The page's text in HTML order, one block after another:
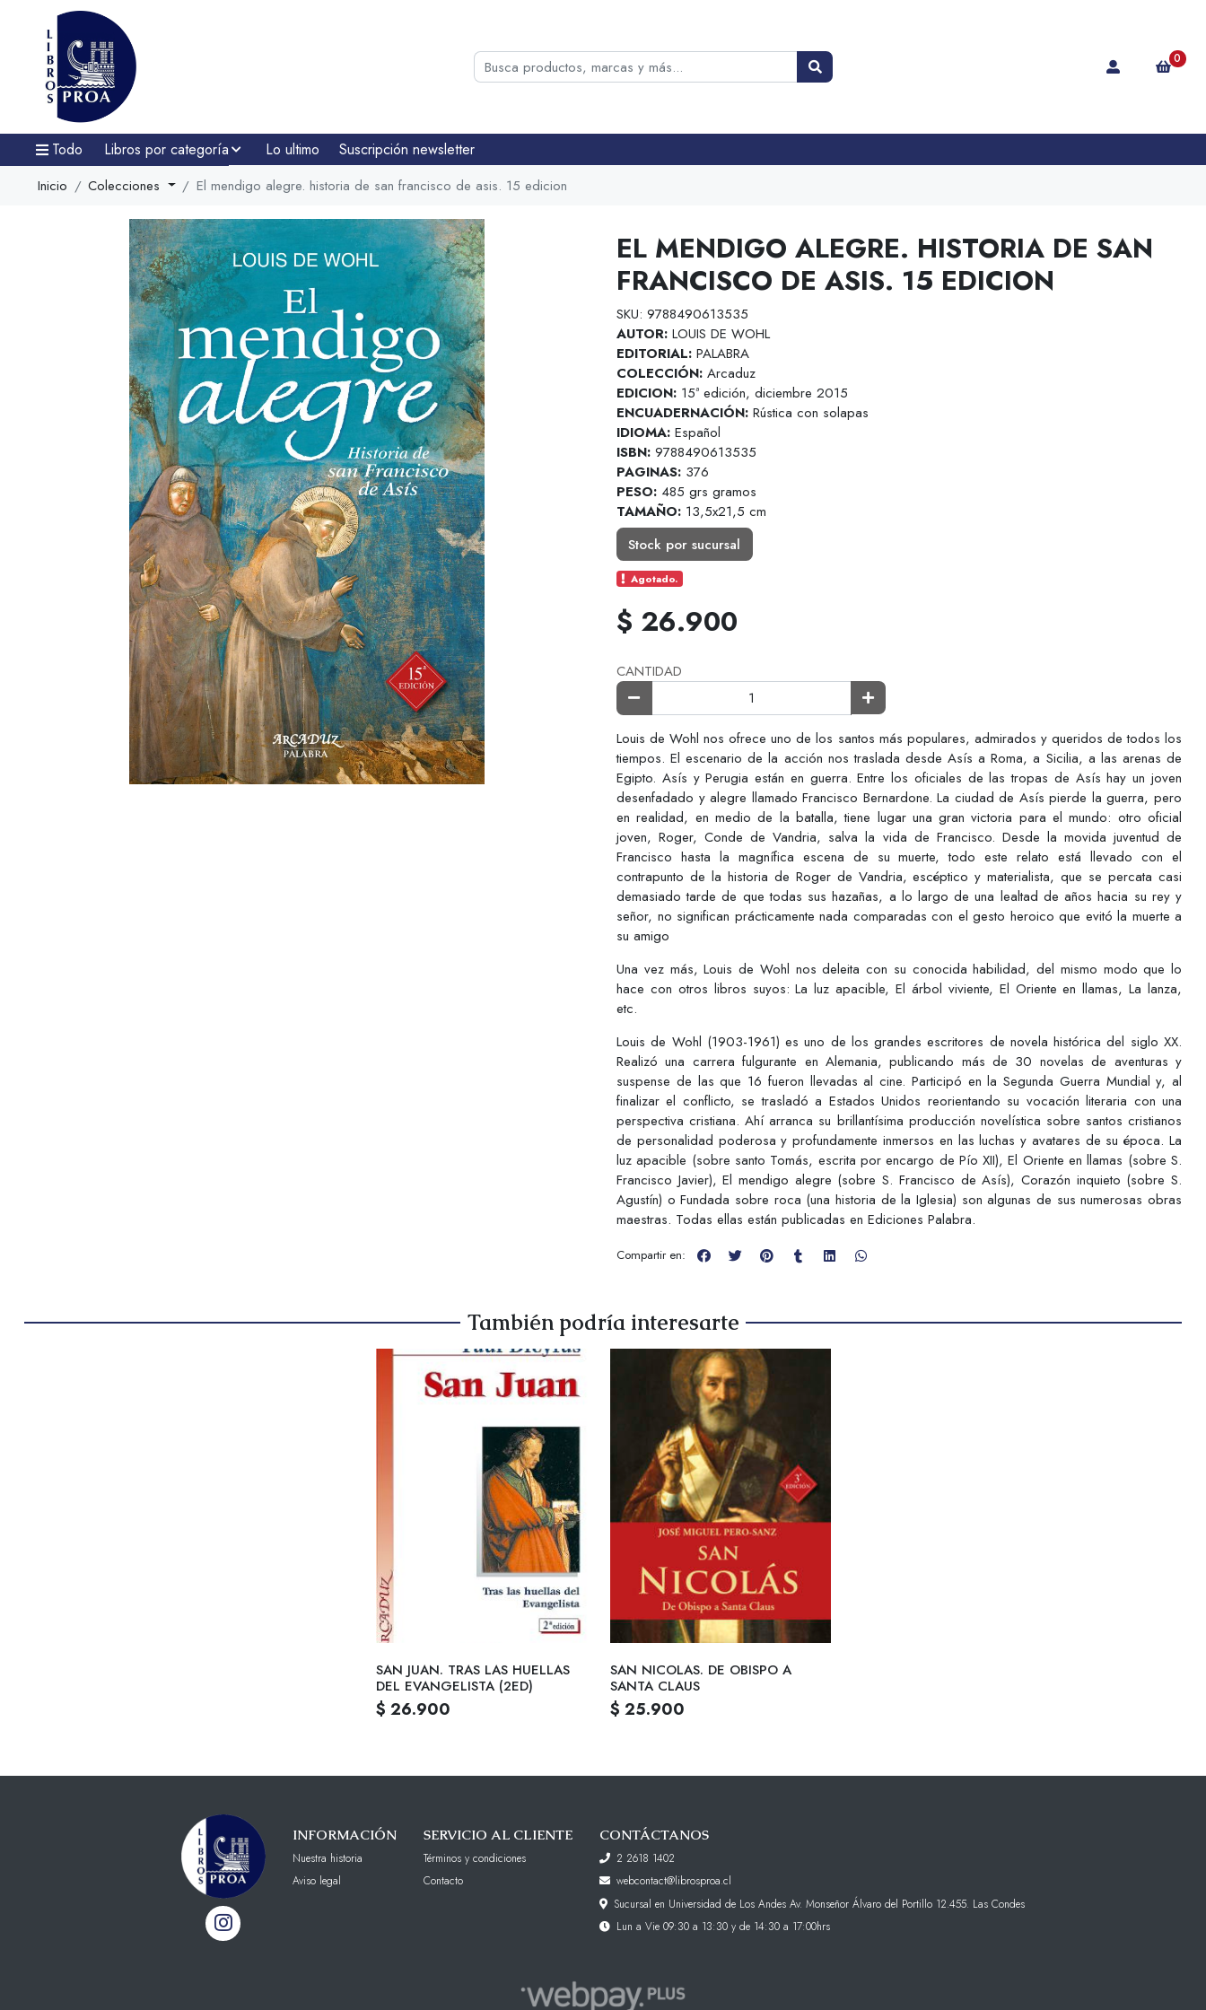
0
Todo Libros por categoría Lo ultimo Suscripción newsletter
Inicio Colecciones El mendigo alegre. historia de san francisco de asis. 15 edicion
EL MENDIGO ALEGRE. HISTORIA DE SAN
FRANCISCO DE ASIS. 15 EDICION
SKU: 9788490613535
AUTOR: LOUIS DE WOHL
EDITORIAL: PALABRA
COLECCIÓN: Arcaduz
EDICION: 15ª edición, diciembre 2015
ENCUADERNACIÓN: Rústica con solapas
IDIOMA: Español
ISBN: 9788490613535
PAGINAS: 376
PESO: 485 grs gramos
TAMAÑO: 13,5x21,5 cm
Stock por sucursal
Agotado.
$ 26.900
CANTIDAD
Louis de Wohl nos ofrece uno de los santos más populares, admirados y queridos de todos los
tiempos. El escenario de la acción nos traslada desde Asís a Roma, a Sicilia, a las arenas de
Egipto. Asís y Perugia están en guerra. Entre los oficiales de las tropas de Asís hay un joven
desenfadado y alegre llamado Francisco Bernardone. La ciudad de Asís pierde la guerra, pero
en realidad, en medio de la batalla, tiene lugar una gran victoria para el mundo: otro oficial
joven, Roger, Conde de Vandria, salva la vida de Francisco. Desde la movida juventud de
Francisco hasta la magnífica escena de su muerte, todo este relato está llevado con el
contrapunto de la historia de Roger de Vandria, escéptico y materialista, que se percata casi
demasiado tarde de que todas sus hazañas, a lo largo de una lealtad de años hacia su rey y
señor, no significan prácticamente nada comparadas con el gesto heroico que evitó la muerte a
su amigo
Una vez más, Louis de Wohl nos deleita con su conocida habilidad, del mismo modo que lo
hace con otros libros suyos: La luz apacible, El árbol viviente, El Oriente en llamas, La lanza,
etc.
Louis de Wohl (1903-1961) es uno de los grandes escritores de novela histórica del siglo XX.
Realizó una carrera fulgurante en Alemania, publicando más de 30 novelas de aventuras y
suspense de las que 16 fueron llevadas al cine. Participó en la Segunda Guerra Mundial y, al
finalizar el conflicto, se trasladó a Estados Unidos reorientando su vocación literaria con una
perspectiva cristiana. Ahí arranca su brillantísima producción novelística sobre santos cristianos
de personalidad poderosa y profundamente inmersos en las luchas y avatares de su época. La
luz apacible (sobre santo Tomás, escrita por encargo de Pío XII), El Oriente en llamas (sobre S.
Francisco Javier), El mendigo alegre (sobre S. Francisco de Asís), Corazón inquieto (sobre S.
Agustín) o Fundada sobre roca (una historia de la Iglesia) son algunas de sus numerosas obras
maestras. Todas ellas están publicadas en Ediciones Palabra.
Compartir en:
También podría interesarte
SAN JUAN. TRAS LAS HUELLAS
DEL EVANGELISTA (2ED)
$ 26.900
SAN NICOLAS. DE OBISPO A
SANTA CLAUS
$ 25.900
INFORMACIÓN
Nuestra historia
Aviso legal
SERVICIO AL CLIENTE
Términos y condiciones
Contacto
CONTÁCTANOS
2 2618 1402
webcontact@librosproa.cl
Sucursal en Universidad de Los Andes Av. Monseñor Álvaro del Portillo 12.455. Las Condes
Lun a Vie 09:30 a 13:30 y de 14:30 a 17:00hrs